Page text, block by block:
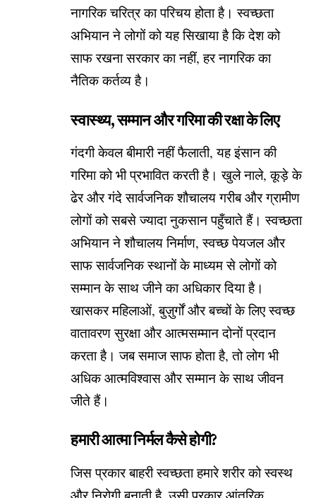
नागरिक चरित्र का परिचय होता है। स्वच्छता
अभियान ने लोगों को यह सिखाया है कि देश को
साफ रखना सरकार का नहीं, हर नागरिक का
नैतिक कर्तव्य है।
स्वास्थ्य, सम्मान और गरिमा की रक्षा के लिए
गंदगी केवल बीमारी नहीं फैलाती, यह इंसान की
गरिमा को भी प्रभावित करती है। खुले नाले, कूड़े के
ढेर और गंदे सार्वजनिक शौचालय गरीब और ग्रामीण
लोगों को सबसे ज्यादा नुकसान पहुँचाते हैं। स्वच्छता
अभियान ने शौचालय निर्माण, स्वच्छ पेयजल और
साफ सार्वजनिक स्थानों के माध्यम से लोगों को
सम्मान के साथ जीने का अधिकार दिया है।
खासकर महिलाओं, बुज़ुर्गों और बच्चों के लिए स्वच्छ
वातावरण सुरक्षा और आत्मसम्मान दोनों प्रदान
करता है। जब समाज साफ होता है, तो लोग भी
अधिक आत्मविश्वास और सम्मान के साथ जीवन
जीते हैं।
हमारी आत्मा निर्मल कैसे होगी?
जिस प्रकार बाहरी स्वच्छता हमारे शरीर को स्वस्थ